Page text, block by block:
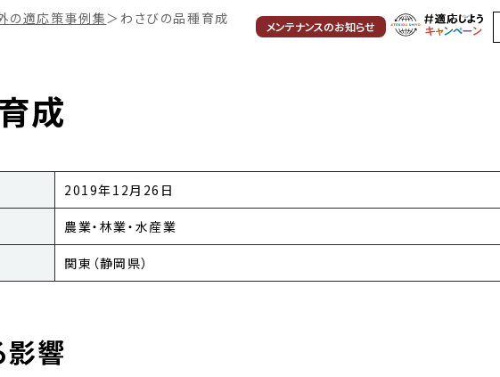
メンテナンスのお知らせ
の適応策事例集＞ わさびの品種育成
成
2019年12月26日
農業・林業・水産業
関東（静岡県）
影響